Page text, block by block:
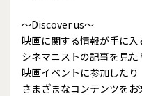
～Discover us～
映画に関する情報が手に入
シネマニストの記事を見た
映画イベントに参加したり
さまざまなコンテンツをお